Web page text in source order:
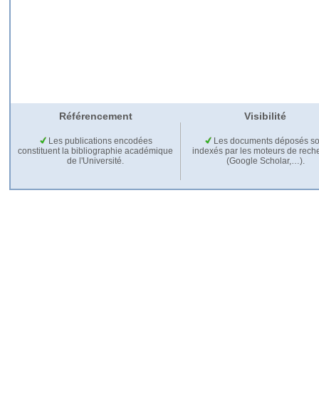
Référencement Visibilité
Les publications encodées
constituent la bibliographie académique
de l'Université.
Les documents déposés
indexés par les moteurs de
(Google Scholar,…).